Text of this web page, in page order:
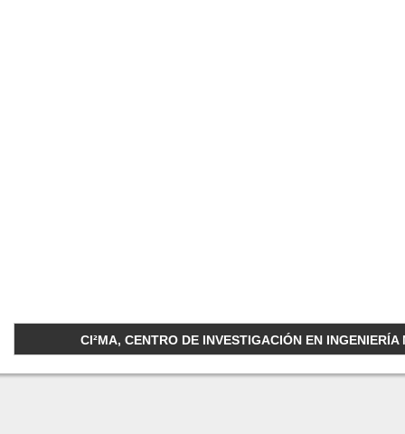
CI²MA, CENTRO DE INVESTIGACIÓN EN